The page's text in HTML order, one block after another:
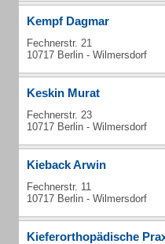
Kempf Dagmar
Fechnerstr. 21
10717 Berlin - Wilmersdorf
Keskin Murat
Fechnerstr. 23
10717 Berlin - Wilmersdorf
Kieback Arwin
Fechnerstr. 11
10717 Berlin - Wilmersdorf
Kieferorthopädische